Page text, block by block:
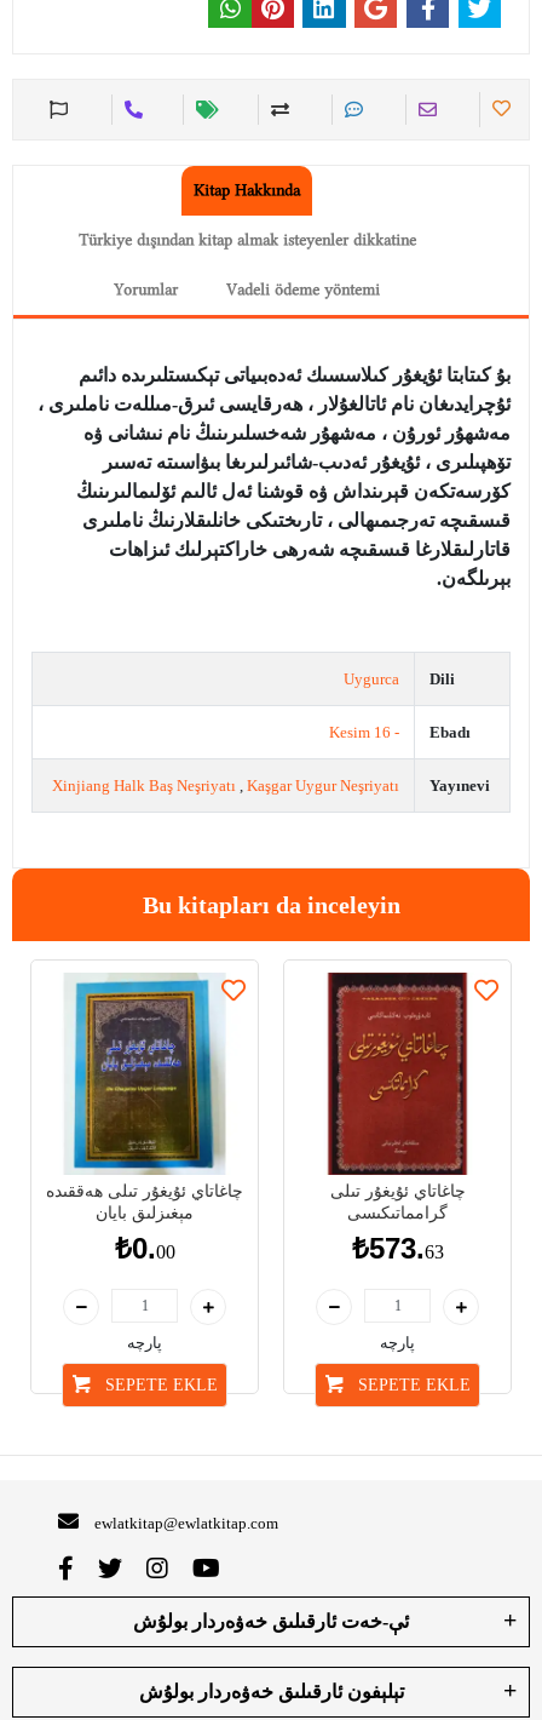
Kitap Hakkında
Türkiye dışından kitap almak isteyenler dikkatine
Vadeli ödeme yöntemi
Yorumlar
بۇ كىتابتا ئۇيغۇر كىلاسسىك ئەدەبىياتى تېكىستلىرىدە دائىم
ئۇچرايدىغان نام ئاتالغۇلار ، ھەرقايسى ئىرق-مىللەت ناملىرى ،
مەشھۇر ئورۇن ، مەشھۇر شەخسلىرىنىڭ نام نىشانى ۋە
تۆھپىلىرى ، ئۇيغۇر ئەدىب-شائىرلىرىغا بىۋاسىتە تەسىر
كۆرسەتكەن قېرىنداش ۋە قوشنا ئەل ئالىم ئۆلىمالىرىنىڭ
قىسقىچە تەرجىمىھالى ، تارىختىكى خانلىقلارنىڭ ناملىرى
قاتارلىقلارغا قىسقىچە شەرھى خاراكتېرلىك ئىزاھات
بېرىلگەن.
Dili
Uygurca
Ebadı
- 16 Kesim
Yayınevi
Xinjiang Halk Baş Neşriyatı , Kaşgar Uygur Neşriyatı
Bu kitapları da inceleyin
چاغاتاي ئۇيغۇر تىلى ھەققىدە
مېغىزلىق بايان
₺0.00
پارچە
SEPETE EKLE
چاغاتاي ئۇيغۇر تىلى
گرامماتىكىسى
₺573.63
پارچە
SEPETE EKLE
ewlatkitap@ewlatkitap.com
ئې-خەت ئارقىلىق خەۋەردار بولۇش
تېلېفون ئارقىلىق خەۋەردار بولۇش